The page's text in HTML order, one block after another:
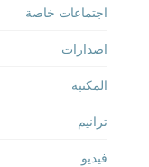
اصدارات
المكتبة
ترانيم
فيديو
مناسبات